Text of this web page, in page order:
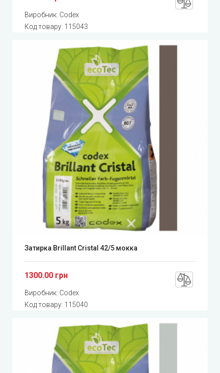
Виробник: Codex
Код товару: 115043
Затирка Brillant Cristal 42/5 мокка
1300.00 грн
Виробник: Codex
Код товару: 115040